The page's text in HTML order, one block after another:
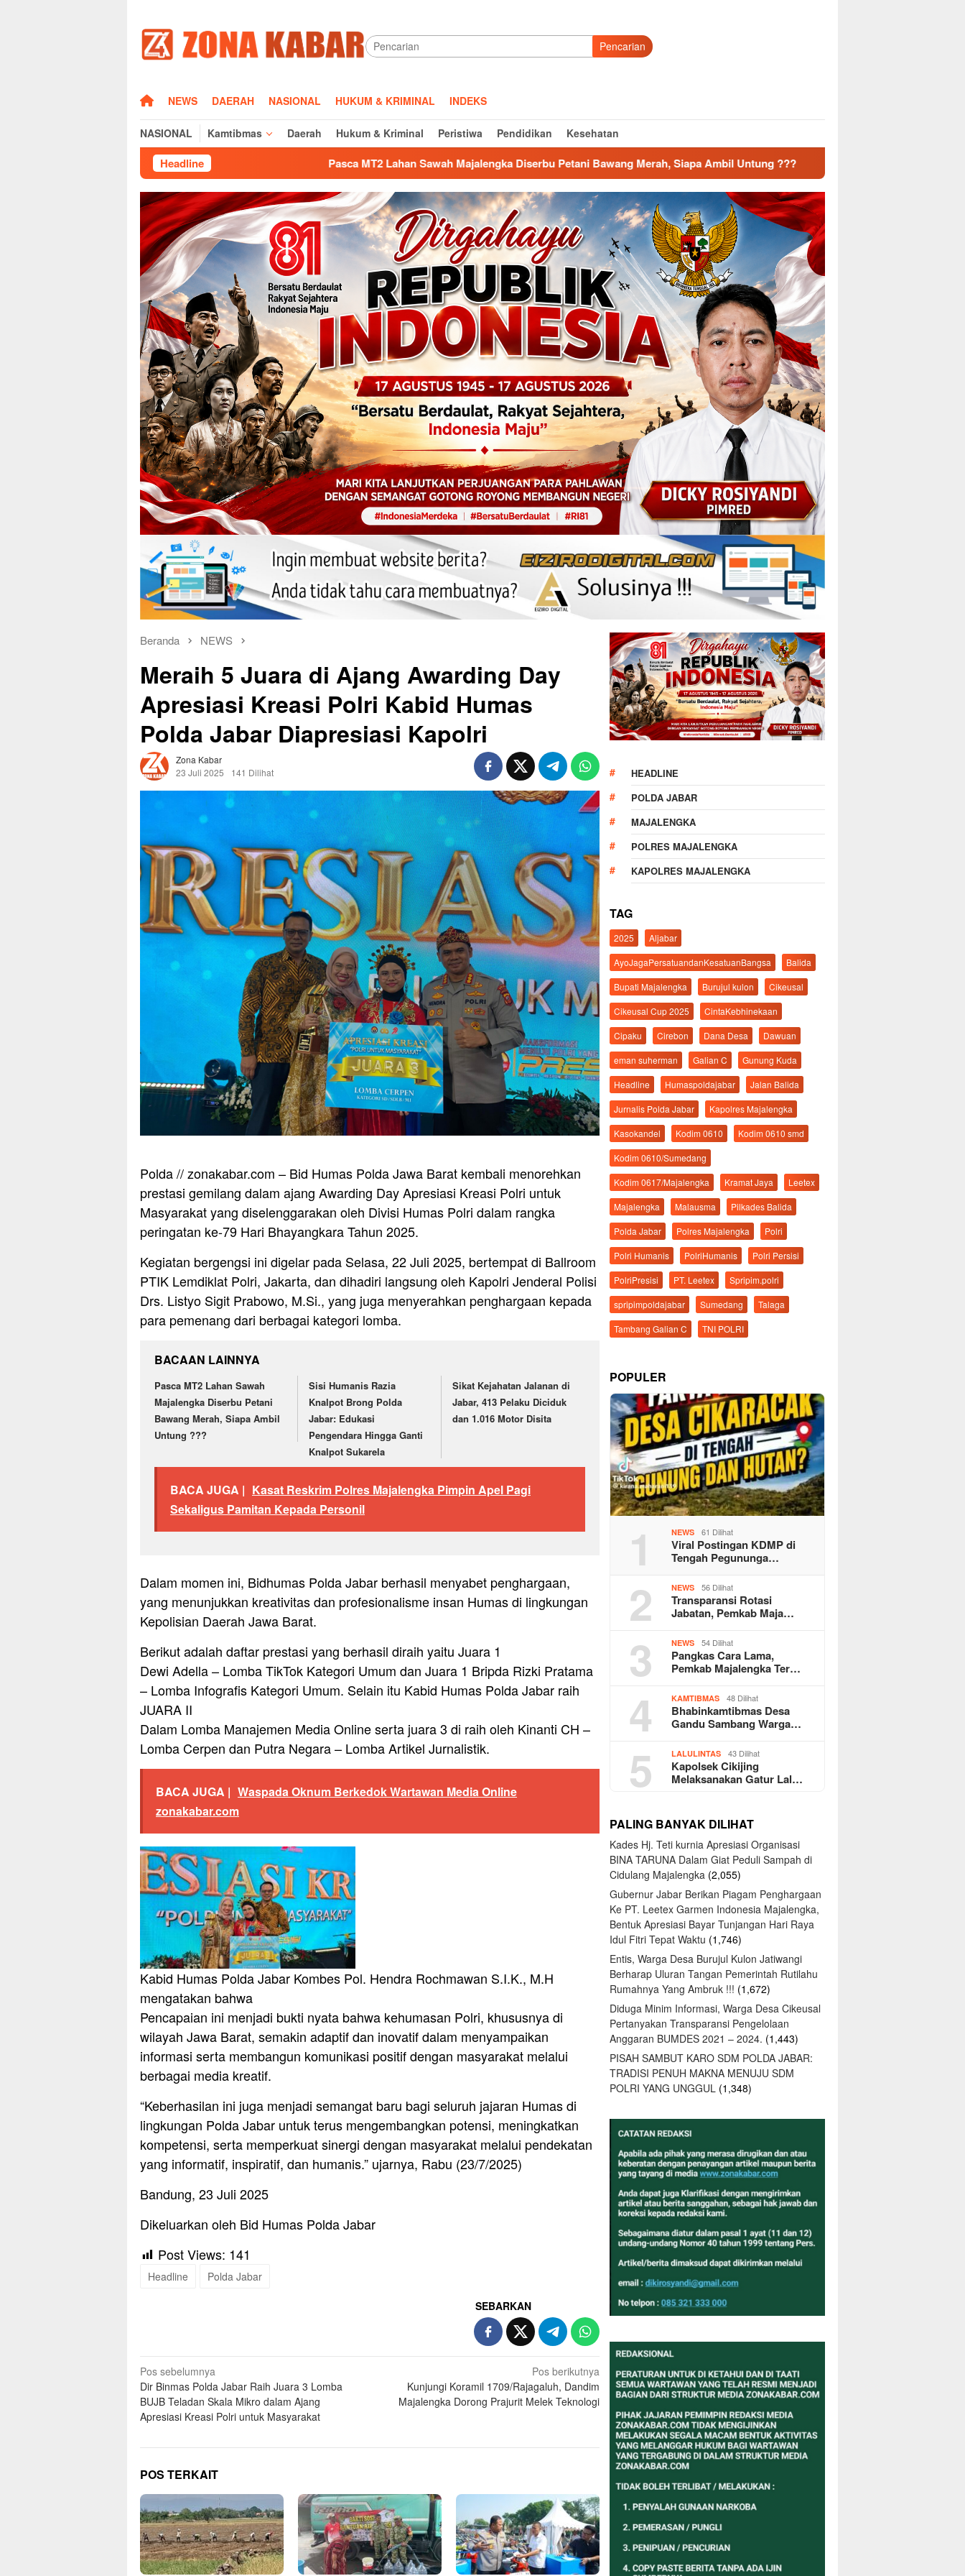
konten
Pencarian
HOMENEWS DAERAH NASIONAL HUKUM & KRIMINAL INDEKS
NASIONAL Kamtibmas Daerah Hukum & Kriminal Peristiwa Pendidikan Kesehatan
HeadlinePasca MT2 Lahan Sawah Majalengka Diserbu Petani Bawang Merah, Siapa Ambil Untung ??? Dampak Musim Kemarau Mulai Terasa, Koramil
Beranda NEWS
Meraih 5 Juara di Ajang Awarding Day
Apresiasi Kreasi Polri Kabid Humas
Polda Jabar Diapresiasi Kapolri
Zona Kabar
23 Juli 2025
141 Dilihat
Polda // zonakabar.com – Bid Humas Polda Jawa Barat kembali menorehkan
prestasi gemilang dalam ajang Awarding Day Apresiasi Kreasi Polri untuk
Masyarakat yang diselenggarakan oleh Divisi Humas Polri dalam rangka
peringatan ke-79 Hari Bhayangkara Tahun 2025.
Kegiatan bergengsi ini digelar pada Selasa, 22 Juli 2025, bertempat di Ballroom
PTIK Lemdiklat Polri, Jakarta, dan dihadiri langsung oleh Kapolri Jenderal Polisi
Drs. Listyo Sigit Prabowo, M.Si., yang juga menyerahkan penghargaan kepada
para pemenang dari berbagai kategori lomba.
BACAAN LAINNYA
Pasca MT2 Lahan Sawah
Majalengka Diserbu Petani
Bawang Merah, Siapa Ambil
Untung ???
Sisi Humanis Razia
Knalpot Brong Polda
Jabar: Edukasi
Pengendara Hingga Ganti
Knalpot Sukarela
Sikat Kejahatan Jalanan di
Jabar, 413 Pelaku Diciduk
dan 1.016 Motor Disita
BACA JUGA | Kasat Reskrim Polres Majalengka Pimpin Apel Pagi
Sekaligus Pamitan Kepada Personil
Dalam momen ini, Bidhumas Polda Jabar berhasil menyabet penghargaan,
yang menunjukkan kreativitas dan profesionalisme insan Humas di lingkungan
Kepolisian Daerah Jawa Barat.
Berikut adalah daftar prestasi yang berhasil diraih yaitu Juara 1
Dewi Adella – Lomba TikTok Kategori Umum dan Juara 1 Bripda Rizki Pratama
– Lomba Infografis Kategori Umum. Selain itu Kabid Humas Polda Jabar raih
JUARA II
Dalam Lomba Manajemen Media Online serta juara 3 di raih oleh Kinanti CH –
Lomba Cerpen dan Putra Negara – Lomba Artikel Jurnalistik.
BACA JUGA | Waspada Oknum Berkedok Wartawan Media Online
zonakabar.com
Kabid Humas Polda Jabar Kombes Pol. Hendra Rochmawan S.I.K., M.H
mengatakan bahwa
Pencapaian ini menjadi bukti nyata bahwa kehumasan Polri, khususnya di
wilayah Jawa Barat, semakin adaptif dan inovatif dalam menyampaikan
informasi serta membangun komunikasi positif dengan masyarakat melalui
berbagai media kreatif.
“Keberhasilan ini juga menjadi semangat baru bagi seluruh jajaran Humas di
lingkungan Polda Jabar untuk terus mengembangkan potensi, meningkatkan
kompetensi, serta memperkuat sinergi dengan masyarakat melalui pendekatan
yang informatif, inspiratif, dan humanis.” ujarnya, Rabu (23/7/2025)
Bandung, 23 Juli 2025
Dikeluarkan oleh Bid Humas Polda Jabar
Post Views: 141
Headline Polda Jabar
SEBARKAN
Navigasi
pos
Pos sebelumnya
Dir Binmas Polda Jabar Raih Juara 3 Lomba
BUJB Teladan Skala Mikro dalam Ajang
Apresiasi Kreasi Polri untuk Masyarakat
Pos berikutnya
Kunjungi Koramil 1709/Rajagaluh, Dandim
Majalengka Dorong Prajurit Melek Teknologi
POS TERKAIT
HEADLINE
POLDA JABAR
MAJALENGKA
POLRES MAJALENGKA
KAPOLRES MAJALENGKA
TAG
2025
Aljabar
AyoJagaPersatuandanKesatuanBangsa
Balida
Bupati Majalengka
Burujul kulon
Cikeusal
Cikeusal Cup 2025
CintaKebhinekaan
Cipaku
Cirebon Dana Desa
Dawuan
eman suherman
Galian C
Gunung Kuda
Headline
Humaspoldajabar
Jalan Balida
Jurnalis Polda Jabar
Kapolres Majalengka
Kasokandel
Kodim 0610
Kodim 0610 smd
Kodim 0610/Sumedang
Kodim 0617/Majalengka
Kramat Jaya
Leetex
Majalengka
Malausma
Pilkades Balida
Polda Jabar
Polres Majalengka
Polri
Polri Humanis
PolriHumanis
Polri Persisi
PolriPresisi
PT. Leetex
Spripim.polri
spripimpoldajabar
Sumedang
Talaga
Tambang Galian C
TNI POLRI
POPULER
1 NEWS 61 Dilihat
Viral Postingan KDMP di
Tengah Pegununga…
2 NEWS 56 Dilihat
Transparansi Rotasi
Jabatan, Pemkab Maja…
3 NEWS 54 Dilihat
Pangkas Cara Lama,
Pemkab Majalengka Ter…
4 KAMTIBMAS 48 Dilihat
Bhabinkamtibmas Desa
Gandu Sambang Warga…
5 LALULINTAS 43 Dilihat
Kapolsek Cikijing
Melaksanakan Gatur Lal…
PALING BANYAK DILIHAT
Kades Hj. Teti kurnia Apresiasi Organisasi
BINA TARUNA Dalam Giat Peduli Sampah di
Cidulang Majalengka (2,055)
Gubernur Jabar Berikan Piagam Penghargaan
Ke PT. Leetex Garmen Indonesia Majalengka,
Bentuk Apresiasi Bayar Tunjangan Hari Raya
Idul Fitri Tepat Waktu (1,746)
Entis, Warga Desa Burujul Kulon Jatiwangi
Berharap Uluran Tangan Pemerintah Rutilahu
Rumahnya Yang Ambruk !!! (1,672)
Diduga Minim Informasi, Warga Desa Cikeusal
Pertanyakan Transparansi Pengelolaan
Anggaran BUMDES 2021 – 2024. (1,443)
PISAH SAMBUT KARO SDM POLDA JABAR:
TRADISI PENUH MAKNA MENUJU SDM
POLRI YANG UNGGUL (1,348)